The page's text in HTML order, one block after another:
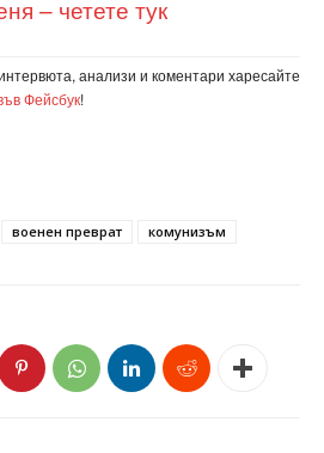
– четете тук
анализи и коментари харесайте
Фейсбук!
военен преврат комунизъм